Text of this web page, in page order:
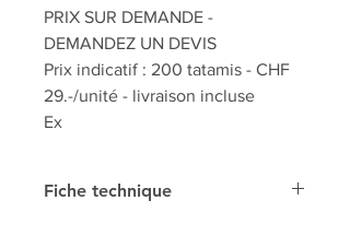
PRIX SUR DEMANDE -
DEMANDEZ UN DEVIS
Prix indicatif : 200 tatamis - CHF
29.-/unité - livraison incluse
Ex
Fiche technique